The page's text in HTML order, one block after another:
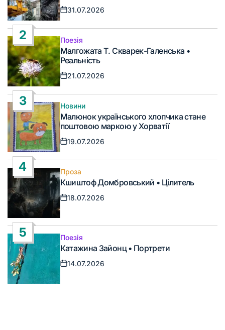
Дата
31.07.2026
2
Опублікувати
у
Поезія
Малгожата Т. Скварек-Галенська •
Реальність
Дата
21.07.2026
3
Опублікувати
у
Новини
Малюнок українського хлопчика стане
поштовою маркою у Хорватії
Дата
19.07.2026
4
Опублікувати
у
Проза
Кшиштоф Домбровський • Цілитель
Дата
запису
18.07.2026
5
Опублікувати
у
Поезія
Катажина Зайонц • Портрети
Дата
14.07.2026